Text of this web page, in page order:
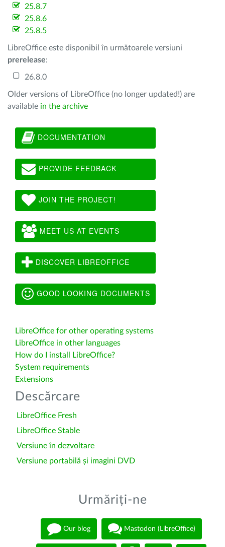
25.8.7
25.8.6
25.8.5
LibreOffice este disponibil în următoarele versiuni
prerelease:
26.8.0
Older versions of LibreOffice (no longer updated!) are
available in the archive
DOCUMENTATION
PROVIDE FEEDBACK
JOIN THE PROJECT!
MEET US AT EVENTS
DISCOVER LIBREOFFICE
GOOD LOOKING DOCUMENTS
LibreOffice for other operating systems
LibreOffice in other languages
How do I install LibreOffice?
System requirements
Extensions
Descărcare
LibreOffice Fresh
LibreOffice Stable
Versiune în dezvoltare
Versiune portabilă și imagini DVD
Urmăriți-ne
Our blog Mastodon (LibreOffice)